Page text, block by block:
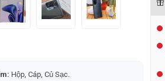
Hộp, Cáp, Củ Sạc.